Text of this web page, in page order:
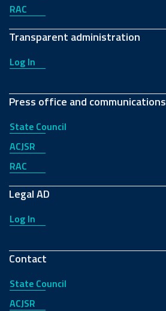
RAC
Transparent administration
Log In
Press office and communications
State Council
ACJSR
RAC
Legal AD
Log In
Contact
State Council
ACJSR